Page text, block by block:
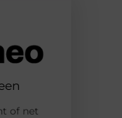
of net